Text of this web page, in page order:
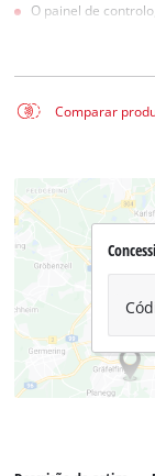
O painel de
Comparar